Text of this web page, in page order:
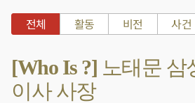
전체 활동 비전 사건
[Who Is ?] 노태문 삼
이사 사장